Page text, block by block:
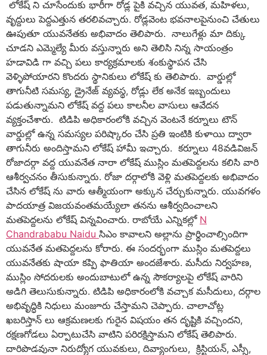
లోకేష్ ని చూసేందుకు భారీగా రోడ్ల పైకి వచ్చిన యువత, మహిళలు,
వృద్దులు పెద్దఎత్తున తరలివచ్చారు. రోడ్లవెంట భవనాలపైనుంచి చేతులు
ఊపుతూ యువనేతకు అభివాదం తెలిపారు. నాలుగేళ్లు మా దిక్కు
చూడని ఎమ్మెల్యే మీరు వస్తున్నారు అని తెలిసి నిన్న సాయంత్రం
హడావిడి గా వచ్చి పలు కార్యక్రమాలకు శంకుస్థాపన చేసి
వెళ్ళిపోయారని కొందరు స్థానికులు లోకేష్ కు తెలిపారు. వార్డుల్లో
తాగునీటి సమస్య, డ్రైనేజ్ వ్యవస్థ, రోడ్లు లేక అనేక ఇబ్బందులు
పడుతున్నామని లోకేష్ వద్ద పలు కాలనీల వాసులు ఆవేదన
వ్యక్తంచేశారు. టిడిపి అధికారంలోకి వచ్చిన వెంటనే కర్నూలు టౌన్
వార్డుల్లో ఉన్న సమస్యల పరిష్కారం చేసి ప్రతి ఇంటికి కుళాయి ద్వారా
తాగునీరు అందిస్తామని లోకేష్ హామీ ఇచ్చారు. కర్నూలు 48వడివిజన్
రోజాదర్గా వద్ద యువనేత నారా లోకేష్ ముస్లిం మతపెద్దలను కలిసి వారి
ఆశీర్వచనం తీసుకున్నారు. రోజా దర్గాలోకి వెళ్లి మతపెద్దలకు అభివాదం
చేసిన లోకేష్ ను వారు ఆత్మీయంగా అక్కున చేర్చుకున్నారు. యువగళం
పాదయాత్ర విజయవంతమయ్యేలా తనను ఆశీర్వదించాలని
మతపెద్దలను లోకేష్ విన్నవించారు. రాబోయే ఎన్నికల్లో N
Chandrababu Naidu సిఎం కావాలని అల్లాను ప్రార్థించాల్సిందిగా
యువనేత మతపెద్దలను కోరారు. ఈ సందర్భంగా ముస్లిం మతపెద్దలు
యువనేతకు షాయా కప్పి ఫాతియా అందజేశారు. మసీదు నిర్వహణ,
ముస్లిం సోదరులకు అందుబాటులో ఉన్న సౌకర్యాలపై లోకేష్ వారిని
అడిగి తెలుసుకున్నారు. టిడిపి అధికారంలోకి వచ్చాక మసీదులు, దర్గాల
అభివృద్ధికి నిధులు మంజూరు చేస్తామని చెప్పారు. చాలాచోట్ల
ఖబరిస్తాన్ లు ఆక్రమణలకు గురైన విషయం తన దృష్టికి వచ్చిందని,
రక్షణగోడలు ఏర్పాటుచేసి వాటిని పరిరక్షిస్తామని లోకేష్ తెలిపారు.
దారిపొడవునా నిరుద్యోగ యువకులు, దివ్యాంగులు, క్రిస్టియన్, ఎస్సీ,